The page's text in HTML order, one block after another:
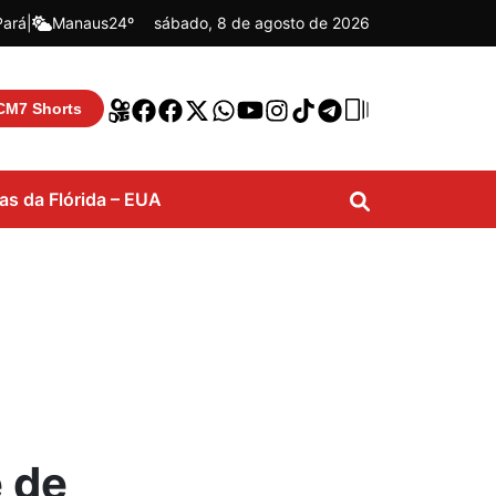
Manaus24º sábado, 8 de agosto de 2026
Shorts
da Flórida – EUA
de